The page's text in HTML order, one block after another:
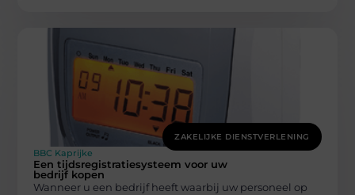
ZAKELIJKE DIENSTVERLENING
BBC Kaprijke
Een tijdsregistratiesysteem voor uw
bedrijf kopen
Wanneer u een bedrijf heeft waarbij uw personeel op